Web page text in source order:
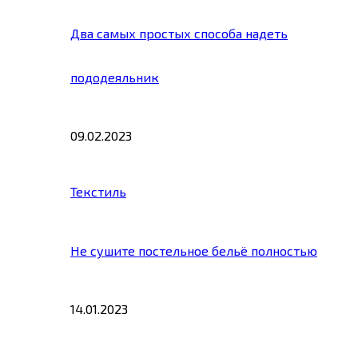
Два самых простых способа надеть
пододеяльник
09.02.2023
Текстиль
Не сушите постельное бельё полностью
14.01.2023